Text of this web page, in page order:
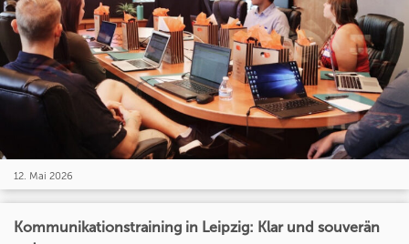
12. Mai 2026
Kommunikationstraining in Leipzig: Klar und souverän